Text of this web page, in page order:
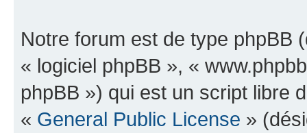
Notre forum est de type phpBB
« logiciel phpBB », «
phpBB ») qui est un script libre
« General Public License »